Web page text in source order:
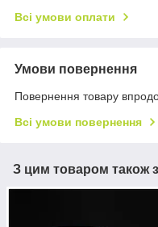
Всі умови оплати
Умови повернення
Повернення товару
Всі умови повернення
З цим товаром також